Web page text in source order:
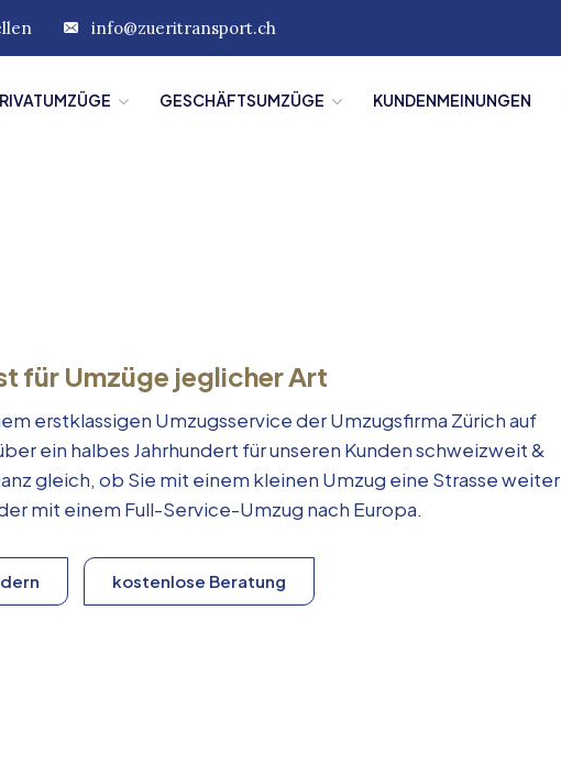
info@zueritransport.ch
GESCHÄFTSUMZÜGE KUNDENMEINUNGEN
für Umzüge jeglicher Art
erstklassigen Umzugsservice der Umzugsfirma Zürich auf
ein halbes Jahrhundert für unseren Kunden schweizweit &
gleich, ob Sie mit einem kleinen Umzug eine Strasse weiter
mit einem Full-Service-Umzug nach Europa.
kostenlose Beratung